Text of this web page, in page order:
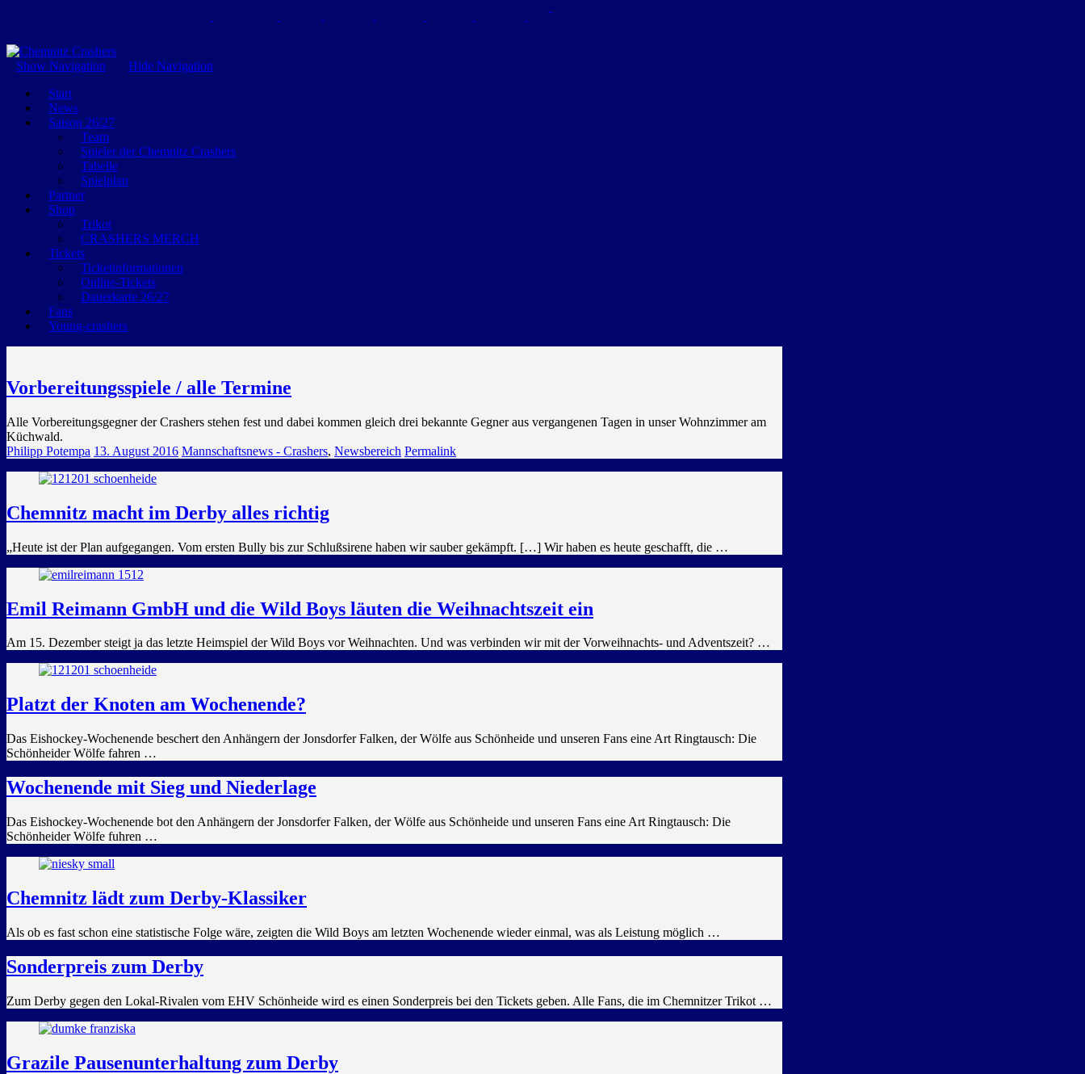
GEMEINSAM EINE LEIDENSCHAFT
Show Navigation
Hide Navigation
Start
News
Saison 26/27
Team
Spieler der Chemnitz Crashers
Tabelle
Spielplan
Partner
Shop
Trikot
CRASHERS MERCH
Tickets
Ticketinformationen
Online-Tickets
Dauerkarte 26/27
Fans
Young-crashers
Vorbereitungsspiele / alle Termine
Alle Vorbereitungsgegner der Crashers stehen fest und dabei kommen gleich drei bekannte Gegner aus vergangenen Tagen in unser Wohnzimmer am
Küchwald.
Philipp Potempa 13. August 2016 Mannschaftsnews - Crashers, Newsbereich Permalink
Chemnitz macht im Derby alles richtig
„Heute ist der Plan aufgegangen. Vom ersten Bully bis zur Schlußsirene haben wir sauber gekämpft. […] Wir haben es heute geschafft, die …
Emil Reimann GmbH und die Wild Boys läuten die Weihnachtszeit ein
Am 15. Dezember steigt ja das letzte Heimspiel der Wild Boys vor Weihnachten. Und was verbinden wir mit der Vorweihnachts- und Adventszeit? …
Platzt der Knoten am Wochenende?
Das Eishockey-Wochenende beschert den Anhängern der Jonsdorfer Falken, der Wölfe aus Schönheide und unseren Fans eine Art Ringtausch: Die
Schönheider Wölfe fahren …
Wochenende mit Sieg und Niederlage
Das Eishockey-Wochenende bot den Anhängern der Jonsdorfer Falken, der Wölfe aus Schönheide und unseren Fans eine Art Ringtausch: Die
Schönheider Wölfe fuhren …
Chemnitz lädt zum Derby-Klassiker
Als ob es fast schon eine statistische Folge wäre, zeigten die Wild Boys am letzten Wochenende wieder einmal, was als Leistung möglich …
Sonderpreis zum Derby
Zum Derby gegen den Lokal-Rivalen vom EHV Schönheide wird es einen Sonderpreis bei den Tickets geben. Alle Fans, die im Chemnitzer Trikot …
Grazile Pausenunterhaltung zum Derby